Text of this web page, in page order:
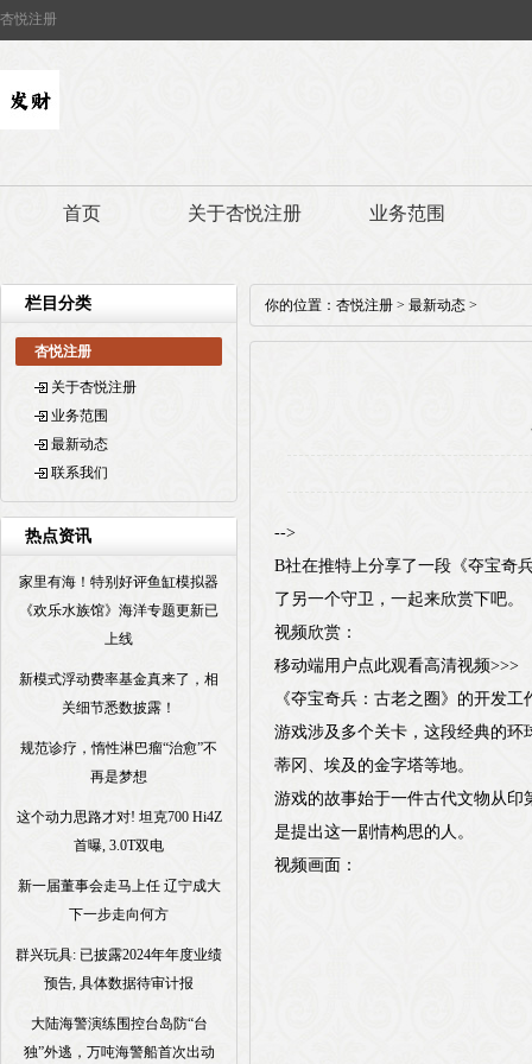
杏悦注册
首页 关于杏悦注册 业务范围
栏目分类
杏悦注册
关于杏悦注册
业务范围
最新动态
联系我们
热点资讯
家里有海！特别好评鱼缸模拟器
《欢乐水族馆》海洋专题更新已
上线
新模式浮动费率基金真来了，相
关细节悉数披露！
规范诊疗，惰性淋巴瘤“治愈”不
再是梦想
这个动力思路才对! 坦克700 Hi4Z
首曝, 3.0T双电
新一届董事会走马上任 辽宁成大
下一步走向何方
群兴玩具: 已披露2024年年度业绩
预告, 具体数据待审计报
大陆海警演练围控台岛防“台
独”外逃，万吨海警船首次出动
你的位置： 杏悦注册 > 最新动态 >
-->
B社在推特上分享了一段《夺宝奇
了另一个守卫，一起来欣赏下吧。
视频欣赏：
移动端用户点此观看高清视频>>>
《夺宝奇兵：古老之圈》的开发
游戏涉及多个关卡，这段经典的
蒂冈、埃及的金字塔等地。
游戏的故事始于一件古代文物从印
是提出这一剧情构思的人。
视频画面：